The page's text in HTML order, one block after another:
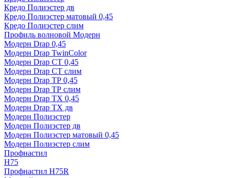
Кредо Полиэстер дв
Кредо Полиэстер матовый 0,45
Кредо Полиэстер слим
Профиль волновой Модерн
Модерн Drap 0,45
Модерн Drap TwinColor
Модерн Drap СТ 0,45
Модерн Drap СТ слим
Модерн Drap ТР 0,45
Модерн Drap ТР слим
Модерн Drap ТХ 0,45
Модерн Drap ТХ дв
Модерн Полиэстер
Модерн Полиэстер дв
Модерн Полиэстер матовый 0,45
Модерн Полиэстер слим
Профнастил
H75
Профнастил H75R